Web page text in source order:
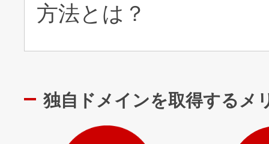
方法とは？
独自ドメインを取得するメ